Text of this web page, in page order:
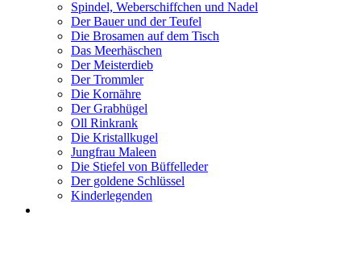
Spindel, Weberschiffchen und Nadel
Der Bauer und der Teufel
Die Brosamen auf dem Tisch
Das Meerhäschen
Der Meisterdieb
Der Trommler
Die Kornähre
Der Grabhügel
Oll Rinkrank
Die Kristallkugel
Jungfrau Maleen
Die Stiefel von Büffelleder
Der goldene Schlüssel
Kinderlegenden